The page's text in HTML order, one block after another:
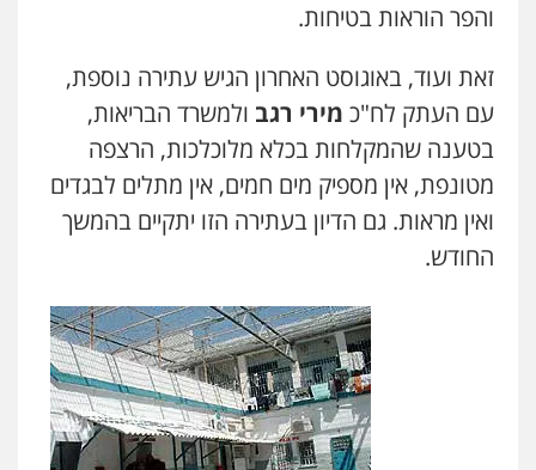
והפר הוראות בטיחות.
זאת ועוד, באוגוסט האחרון הגיש עתירה נוספת,
עם העתק לח"כ מירי רגב ולמשרד הבריאות,
בטענה שהמקלחות בכלא מלוכלכות, הרצפה
מטונפת, אין מספיק מים חמים, אין מתלים לבגדים
ואין מראות. גם הדיון בעתירה הזו יתקיים בהמשך
החודש.
מקצועיים לעורכי דין
מרכז התחלה חדשה
אסירים עבירות מין שירותים מקצועיים
לעורכי דין
מאיה בלום, עו"ס, טיפול ושיקום
טיפול בהתמכרויות שירותים מקצועיים
לעורכי דין
0504062539
עו"ד ד"ר אבי שקד